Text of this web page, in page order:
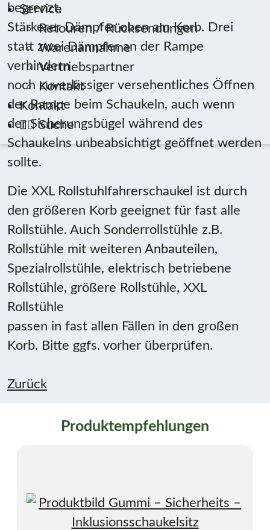
Service
Retouren / Rücksendungen
Warenannahme
Vertriebspartner
Kontakt
Kontakt
Suche
begrenzt.
Stärkerer Dämpfer oben am Korb. Drei
statt zwei Dämpfer an der Rampe
verhindern
noch zuverlässiger versehentliches Öffnen
der Rampe beim Schaukeln, auch wenn
der Sicherungsbügel während des
Schaukelns unbeabsichtigt geöffnet werden
sollte.
Die XXL Rollstuhlfahrerschaukel ist durch
den größeren Korb geeignet für fast alle
Rollstühle. Auch Sonderrollstühle z.B.
Rollstühle mit weiteren Anbauteilen,
Spezialrollstühle, elektrisch betriebene
Rollstühle, größere Rollstühle, XXL
Rollstühle
passen in fast allen Fällen in den großen
Korb. Bitte ggfs. vorher überprüfen.
Zurück
Produktempfehlungen